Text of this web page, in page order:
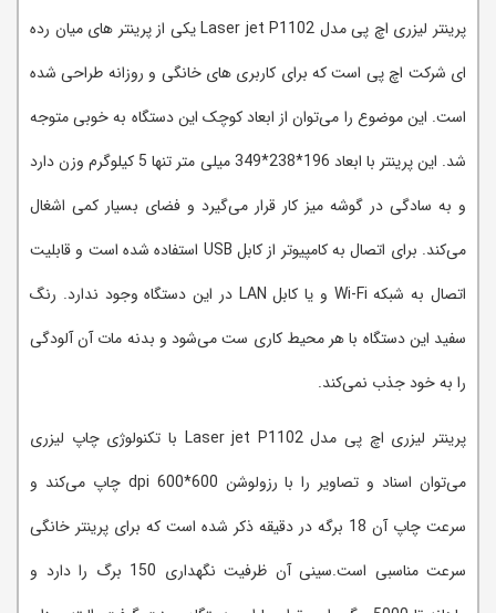
پرینتر لیزری اچ پی مدل Laser jet P1102 یکی از پرینتر های میان رده
ای شرکت اچ پی است که برای کاربری های خانگی و روزانه طراحی شده
است. این موضوع را می‌توان از ابعاد کوچک این دستگاه به خوبی متوجه
شد. این پرینتر با ابعاد 196*238*349 میلی متر تنها 5 کیلوگرم وزن دارد
و به سادگی در گوشه میز کار قرار می‌گیرد و فضای بسیار کمی اشغال
می‌کند. برای اتصال به کامپیوتر از کابل USB استفاده شده است و قابلیت
اتصال به شبکه Wi-Fi و یا کابل LAN در این دستگاه وجود ندارد. رنگ
سفید این دستگاه با هر محیط کاری ست می‌شود و بدنه مات آن آلودگی
را به خود جذب نمی‌کند.
پرینتر لیزری اچ پی مدل Laser jet P1102 با تکنولوژی چاپ لیزری
می‌توان اسناد و تصاویر را با رزولوشن 600*600 dpi چاپ می‌کند و
سرعت چاپ آن 18 برگه در دقیقه ذکر شده است که برای پرینتر خانگی
سرعت مناسبی است.سینی آن ظرفیت نگهداری 150 برگ را دارد و